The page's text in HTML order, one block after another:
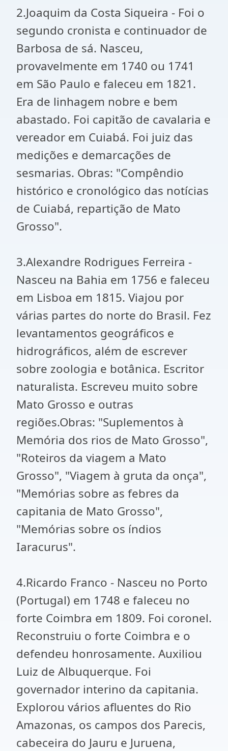
2.Joaquim da Costa Siqueira - Foi o
segundo cronista e continuador de
Barbosa de sá. Nasceu,
provavelmente em 1740 ou 1741
em São Paulo e faleceu em 1821.
Era de linhagem nobre e bem
abastado. Foi capitão de cavalaria e
vereador em Cuiabá. Foi juiz das
medições e demarcações de
sesmarias. Obras: "Compêndio
histórico e cronológico das notícias
de Cuiabá, repartição de Mato
Grosso".
3.Alexandre Rodrigues Ferreira -
Nasceu na Bahia em 1756 e faleceu
em Lisboa em 1815. Viajou por
várias partes do norte do Brasil. Fez
levantamentos geográficos e
hidrográficos, além de escrever
sobre zoologia e botânica. Escritor
naturalista. Escreveu muito sobre
Mato Grosso e outras
regiões.Obras: "Suplementos à
Memória dos rios de Mato Grosso",
"Roteiros da viagem a Mato
Grosso", "Viagem à gruta da onça",
"Memórias sobre as febres da
capitania de Mato Grosso",
"Memórias sobre os índios
Iaracurus".
4.Ricardo Franco - Nasceu no Porto
(Portugal) em 1748 e faleceu no
forte Coimbra em 1809. Foi coronel.
Reconstruiu o forte Coimbra e o
defendeu honrosamente. Auxiliou
Luiz de Albuquerque. Foi
governador interino da capitania.
Explorou vários afluentes do Rio
Amazonas, os campos dos Parecis,
cabeceira do Jauru e Juruena,